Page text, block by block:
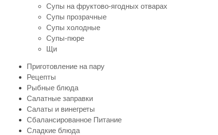
Супы на фруктово-ягодных отварах
Супы прозрачные
Супы холодные
Супы-пюре
Щи
Приготовление на пару
Рецепты
Рыбные блюда
Салатные заправки
Салаты и винегреты
Сбалансированное Питание
Сладкие блюда